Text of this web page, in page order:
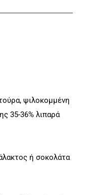
ψιλοκομμένη
35-36% λιπαρά
ή σοκολάτα